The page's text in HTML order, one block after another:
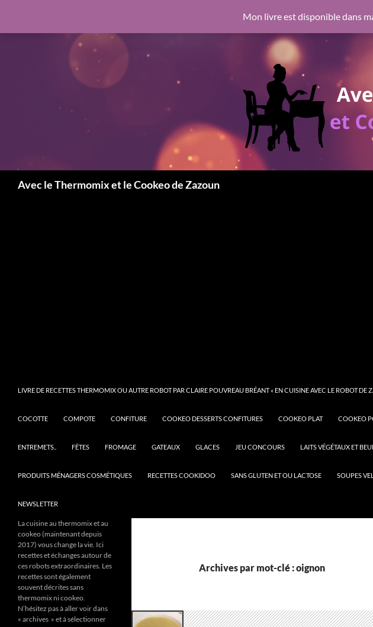
au
Avec le Thermomix et le Cookeo de Zazoun
LIVRE DE RECETTES THERMOMIX OU AUTRE ROBOT PAR CLAIRE POUVREAU BRÉANT « EN CUISINE AVEC LE ROBOT DE
COCOTTE COMPOTE CONFITURE COOKEO DESSERTS CONFITURES COOKEO PLAT COOKEO
ENTREMETS.. FÊTES FROMAGE GATEAUX GLACES JEU CONCOURS LAITS VÉGÉTAUX ET
PRODUITS MÉNAGERS COSMÉTIQUES RECETTES COOKIDOO SANS GLUTEN ET OU LACTOSE SOUPES
NEWSLETTER
Archives par mot-clé : oignon
La cuisine au thermomix et au
cookeo (maintenant depuis
2017) vous change la vie. Ici
recettes et échanges autour de
ces robots extraordinaires. Les
recettes sont également
souvent décrites sans
thermomix ni cookeo.
N’hésitez pas à aller voir dans
« archives » et à sélectionner
Mon livre est disponible dans